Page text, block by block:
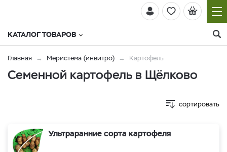
КАТАЛОГ ТОВАРОВ
Главная Меристема (инвитро) Картофель
Семенной картофель в Щёлково
сортировать
Ультраранние сорта картофеля